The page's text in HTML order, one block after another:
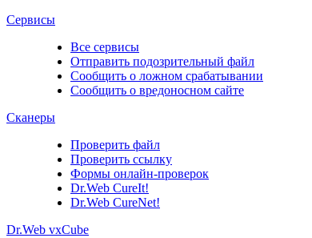
Сервисы
Все сервисы
Отправить подозрительный файл
Сообщить о ложном срабатывании
Сообщить о вредоносном сайте
Сканеры
Проверить файл
Проверить ссылку
Формы онлайн-проверок
Dr.Web CureIt!
Dr.Web CureNet!
Dr.Web vxCube